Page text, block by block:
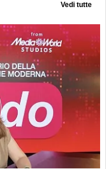
Vedi tutte